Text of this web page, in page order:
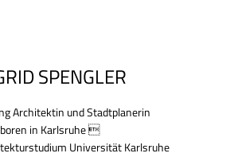
SPENGLER
Architektin und Stadtplanerin
in Karlsruhe 
Universität Karlsruhe